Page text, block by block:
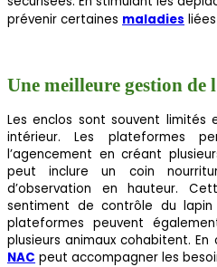
prévenir certaines maladies
Une meilleure gestion de
Les enclos sont souvent limités
intérieur. Les plateformes
l’agencement en créant
peut inclure un coin
d’observation en hauteur.
sentiment de contrôle du lapin
plateformes peuvent
plusieurs animaux cohabitent. En
NAC peut accompagner les